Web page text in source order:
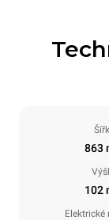
863
102
Elektrické